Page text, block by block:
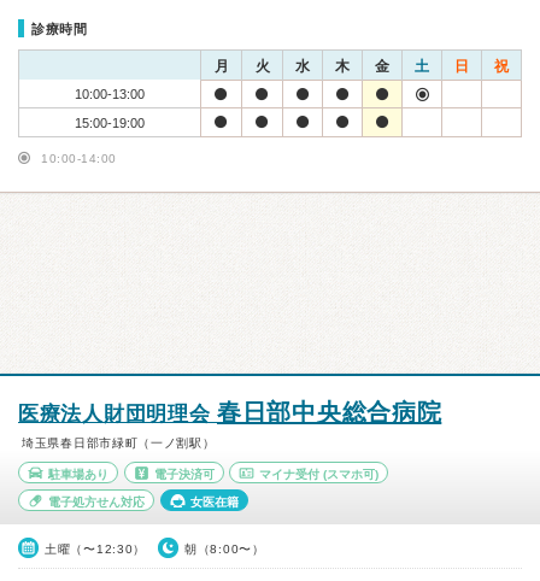
診療時間
月 火 水 木 金 土 日 祝
10:00-13:00
15:00-19:00
10:00-14:00
医療法人財団明理会 春日部中央総合病院
埼玉県春日部市緑町（一ノ割駅）
駐車場あり 電子決済可 マイナ受付 (スマホ可)
電子処方せん対応 女医在籍
土曜（〜12:30） 朝（8:00〜）